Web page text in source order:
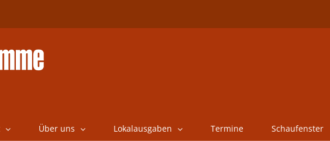
Über uns Lokalausgaben Termine Schaufenster